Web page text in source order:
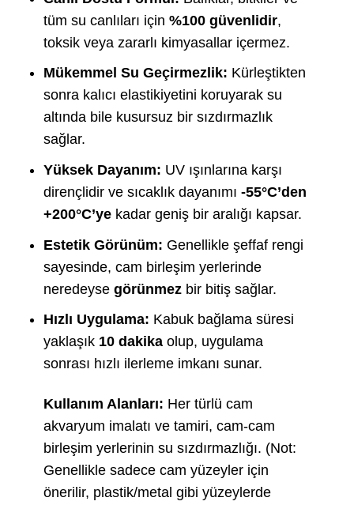
tüm su canlıları için%100 güvenlidir,
toksik veya zararlı kimyasallar içermez.
Mükemmel Su Geçirmezlik: Kürleştikten
sonra kalıcı elastikiyetini koruyarak su
altında bile kusursuz bir sızdırmazlık
sağlar.
Yüksek Dayanım: UV ışınlarına karşı
dirençlidir ve sıcaklık dayanımı-55°C’den
+200°C’ye kadar geniş bir aralığı kapsar.
Estetik Görünüm: Genellikle şeffaf rengi
sayesinde, cam birleşim yerlerinde
neredeysegörünmez bir bitiş sağlar.
Hızlı Uygulama: Kabuk bağlama süresi
yaklaşık 10 dakika olup, uygulama
sonrası hızlı ilerleme imkanı sunar.
Kullanım Alanları: Her türlü cam
akvaryum imalatı ve tamiri, cam-cam
birleşim yerlerinin su sızdırmazlığı. (Not:
Genellikle sadece cam yüzeyler için
önerilir, plastik/metal gibi yüzeylerde